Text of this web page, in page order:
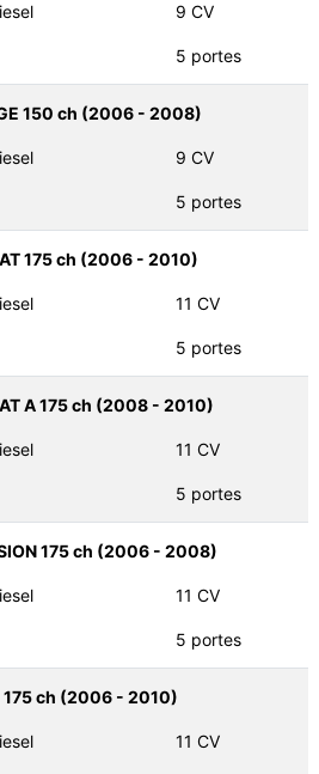
9 CV
5 portes
150 ch (2006 - 2008)
9 CV
5 portes
175 ch (2006 - 2010)
11 CV
5 portes
A 175 ch (2008 - 2010)
11 CV
5 portes
175 ch (2006 - 2008)
11 CV
5 portes
175 ch (2006 - 2010)
11 CV